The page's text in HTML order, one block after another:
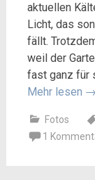
aktuellen
Licht, das
fällt.
weil der
fast ganz für
Mehr lesen →
Fotos
1